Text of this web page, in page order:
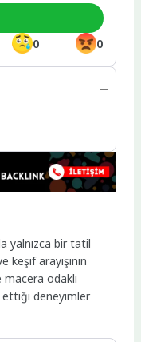
0 0
yalnızca bir tatil
arayışının
odaklı
deneyimler